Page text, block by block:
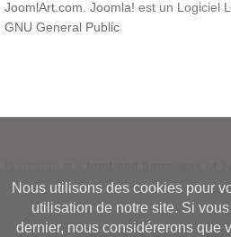
JoomlArt.com. Joomla! est un Logiciel
GNU General Public
underMIT License.
Font Awesomefont licensed underSIL
Nous utilisons des cookies pour
utilisation de notre site. Si
dernier, nous considérerons que